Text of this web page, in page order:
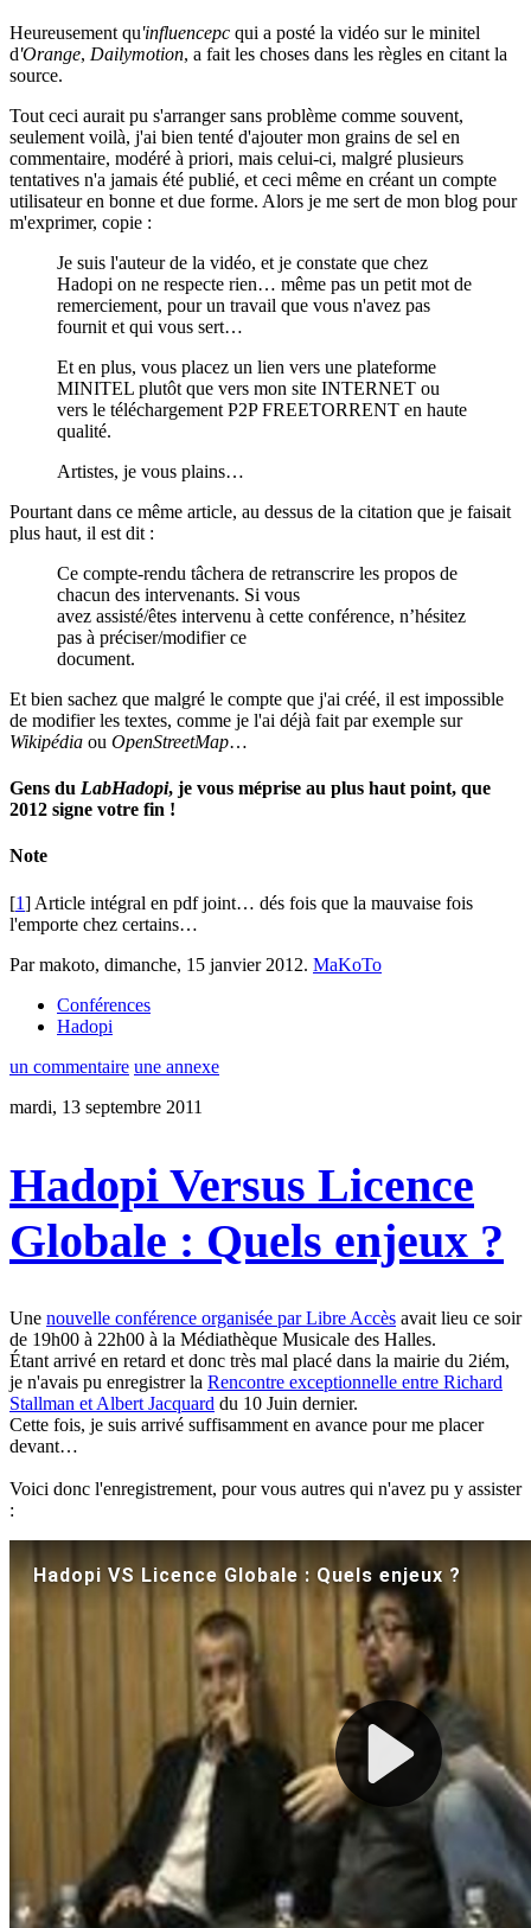
Heureusement qu'influencepc qui a posté la vidéo sur le minitel
d'Orange, Dailymotion, a fait les choses dans les règles en citant la
source.
Tout ceci aurait pu s'arranger sans problème comme souvent,
seulement voilà, j'ai bien tenté d'ajouter mon grains de sel en
commentaire, modéré à priori, mais celui-ci, malgré plusieurs
tentatives n'a jamais été publié, et ceci même en créant un compte
utilisateur en bonne et due forme. Alors je me sert de mon blog pour
m'exprimer, copie :
Je suis l'auteur de la vidéo, et je constate que chez
Hadopi on ne respecte rien… même pas un petit mot de
remerciement, pour un travail que vous n'avez pas
fournit et qui vous sert…
Et en plus, vous placez un lien vers une plateforme
MINITEL plutôt que vers mon site INTERNET ou
vers le téléchargement P2P FREETORRENT en haute
qualité.
Artistes, je vous plains…
Pourtant dans ce même article, au dessus de la citation que je faisait
plus haut, il est dit :
Ce compte-rendu tâchera de retranscrire les propos de
chacun des intervenants. Si vous
avez assisté/êtes intervenu à cette conférence, n’hésitez
pas à préciser/modifier ce
document.
Et bien sachez que malgré le compte que j'ai créé, il est impossible
de modifier les textes, comme je l'ai déjà fait par exemple sur
Wikipédia ou OpenStreetMap…
Gens du LabHadopi, je vous méprise au plus haut point, que
2012 signe votre fin !
Note
[1] Article intégral en pdf joint… dés fois que la mauvaise fois
l'emporte chez certains…
Par makoto, dimanche, 15 janvier 2012. MaKoTo
Conférences
Hadopi
un commentaire une annexe
mardi, 13 septembre 2011
Hadopi Versus Licence
Globale : Quels enjeux ?
Une nouvelle conférence organisée par Libre Accès avait lieu ce soir
de 19h00 à 22h00 à la Médiathèque Musicale des Halles.
Étant arrivé en retard et donc très mal placé dans la mairie du 2iém,
je n'avais pu enregistrer la Rencontre exceptionnelle entre Richard
Stallman et Albert Jacquard du 10 Juin dernier.
Cette fois, je suis arrivé suffisamment en avance pour me placer
devant…
Voici donc l'enregistrement, pour vous autres qui n'avez pu y assister
: